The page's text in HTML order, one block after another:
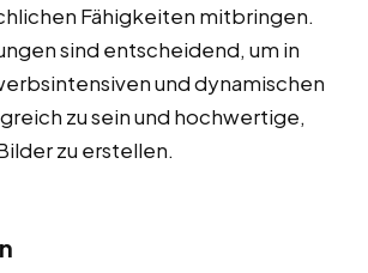
Fähigkeiten mitbringen.
sind entscheidend, um in
und dynamischen
zu sein und hochwertige,
zu erstellen.